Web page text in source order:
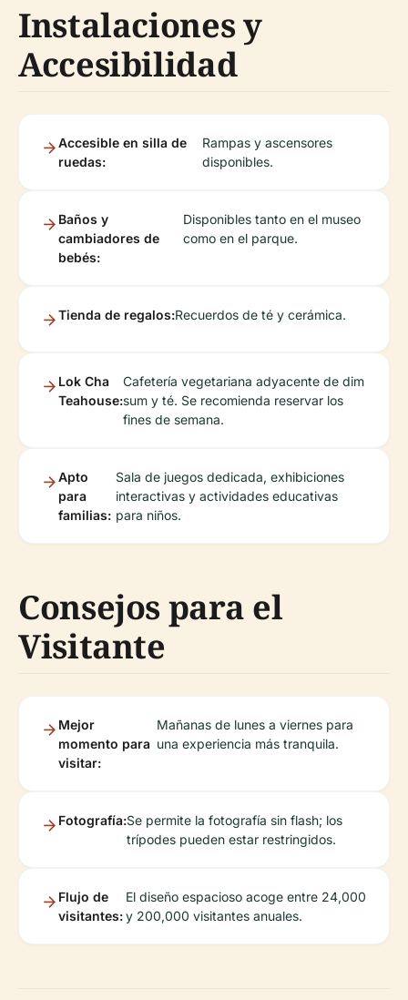
Instalaciones y
Accesibilidad
Accesible en silla de
ruedas:
Rampas y ascensores
disponibles.
Baños y
cambiadores de
bebés:
Disponibles tanto en el museo
como en el parque.
Tienda de regalos:Recuerdos de té y cerámica.
Lok Cha
Teahouse:
Cafetería vegetariana adyacente de dim
sum y té. Se recomienda reservar los
fines de semana.
Apto
para
familias:
Sala de juegos dedicada, exhibiciones
interactivas y actividades educativas
para niños.
Consejos para el
Visitante
Mejor
momento para
visitar:
Mañanas de lunes a viernes para
una experiencia más tranquila.
Fotografía:Se permite la fotografía sin flash; los
trípodes pueden estar restringidos.
Flujo de
visitantes:
El diseño espacioso acoge entre 24,000
y 200,000 visitantes anuales.